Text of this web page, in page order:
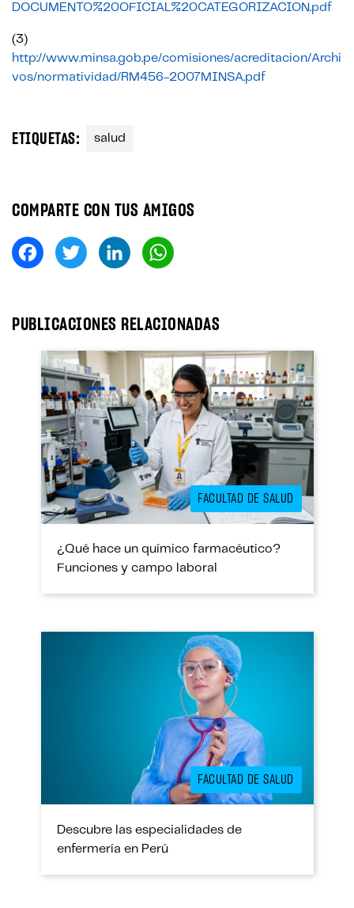
DOCUMENTO%20OFICIAL%20CATEGORIZACION.pdf
(3)
http://www.minsa.gob.pe/comisiones/acreditacion/Archi
vos/normatividad/RM456-2007MINSA.pdf
ETIQUETAS: salud
COMPARTE CON TUS AMIGOS
Fa
ce
ok
T
wi
er
Li
nk
In
A
pp
PUBLICACIONES RELACIONADAS
FACULTAD DE SALUD
¿Qué hace un químico farmacéutico?
Funciones y campo laboral
FACULTAD DE SALUD
Descubre las especialidades de
enfermería en Perú